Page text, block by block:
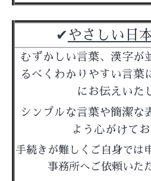
✔︎やさしい日
むずかしい言葉、漢字が
るべくわかりやすい言葉
にお伝えいた
シンプルな言葉や簡潔な
よう心がけてお
手続きが難しくご自身では
事務所へご依頼いた